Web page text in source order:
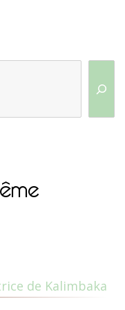
de Kalimbaka